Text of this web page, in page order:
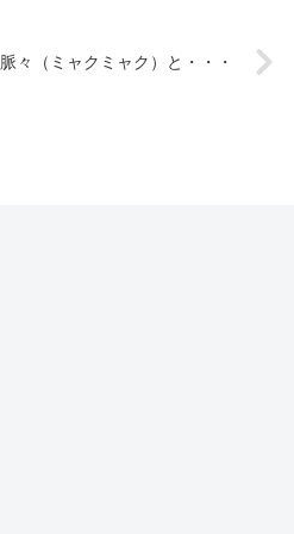
脈々（ミャクミャク）と・・・